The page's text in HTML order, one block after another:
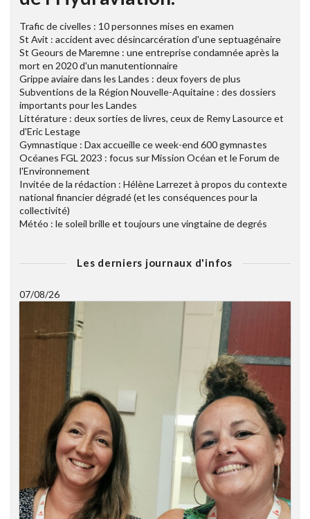
Trafic de civelles : 10 personnes mises en examen
St Avit : accident avec désincarcération d'une septuagénaire
St Geours de Maremne : une entreprise condamnée après la
mort en 2020 d'un manutentionnaire
Grippe aviaire dans les Landes : deux foyers de plus
Subventions de la Région Nouvelle-Aquitaine : des dossiers
importants pour les Landes
Littérature : deux sorties de livres, ceux de Remy Lasource et
d'Eric Lestage
Gymnastique : Dax accueille ce week-end 600 gymnastes
Océanes FGL 2023 : focus sur Mission Océan et le Forum de
l'Environnement
Invitée de la rédaction : Hélène Larrezet à propos du contexte
national financier dégradé (et les conséquences pour la
collectivité)
Météo : le soleil brille et toujours une vingtaine de degrés
Les derniers journaux d'infos
07/08/26